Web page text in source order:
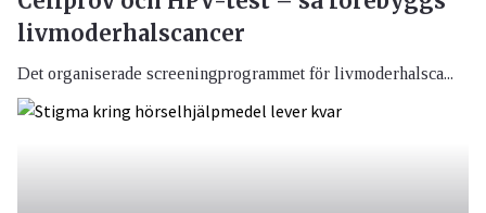
livmoderhalscancer
Det organiserade screeningprogrammet för livmoderhalsca...